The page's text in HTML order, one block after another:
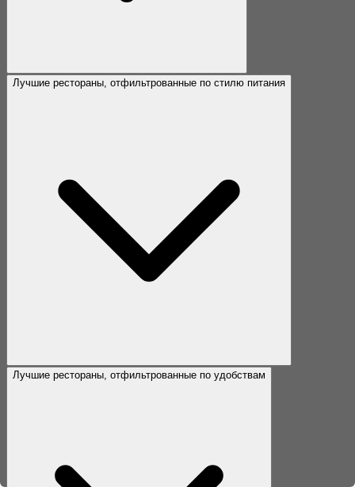
Лучшие рестораны, отфильтрованные по стилю питания
Лучшие рестораны, отфильтрованные по удобствам